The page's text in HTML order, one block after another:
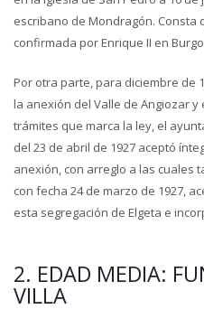
escribano de Mondragón. Consta
confirmada por Enrique II en
Por otra parte, para diciembre de
la anexión del Valle de Angiozar
trámites que marca la ley, el
del 23 de abril de 1927 aceptó
anexión, con arreglo a las cuales
con fecha 24 de marzo de 1927,
esta segregación de Elgeta e
2. EDAD MEDIA:
VILLA